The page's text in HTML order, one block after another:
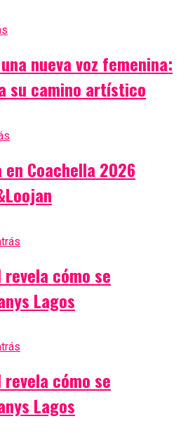
nueva voz femenina:
su camino artístico
Coachella 2026
cómo se
Lagos
cómo se
Lagos